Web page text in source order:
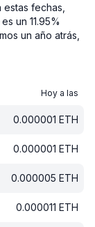
fechas,
un 11.95%
un año atrás,
Hoy a las
0.000001 ETH
0.000001 ETH
0.000005 ETH
0.000011 ETH